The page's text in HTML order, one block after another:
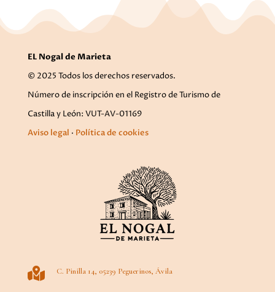
EL Nogal de Marieta
© 2025 Todos los derechos reservados.
Número de inscripción en el Registro de Turismo de
Castilla y León: VUT-AV-01169
Aviso legal · Política de cookies
 C. Pinilla 14, 05239 Peguerinos, Ávila